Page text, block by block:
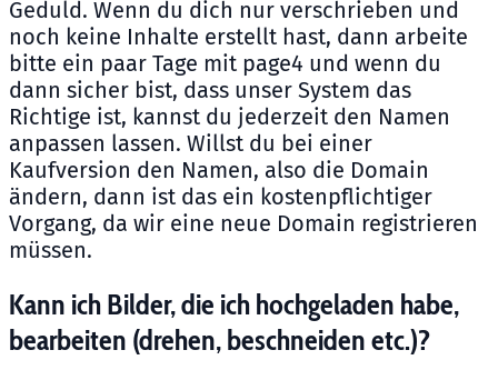
Geduld. Wenn du dich nur verschrieben und
noch keine Inhalte erstellt hast, dann arbeite
bitte ein paar Tage mit page4 und wenn du
dann sicher bist, dass unser System das
Richtige ist, kannst du jederzeit den Namen
anpassen lassen. Willst du bei einer
Kaufversion den Namen, also die Domain
ändern, dann ist das ein kostenpflichtiger
Vorgang, da wir eine neue Domain registrieren
müssen.
Kann ich Bilder, die ich hochgeladen habe,
bearbeiten (drehen, beschneiden etc.)?